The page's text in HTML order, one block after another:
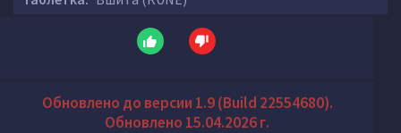
Обновлено до версии 1.9 (Build 22554680).
Обновлено 15.04.2026 г.